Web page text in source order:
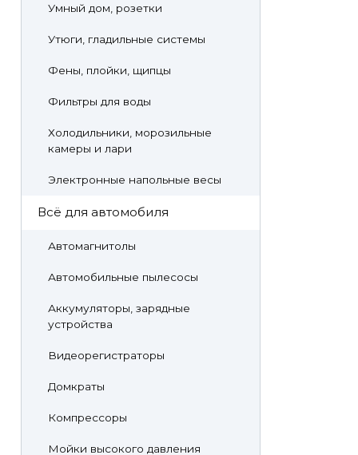
Умный дом, розетки
Утюги, гладильные системы
Фены, плойки, щипцы
Фильтры для воды
Холодильники, морозильные
камеры и лари
Электронные напольные весы
Всё для автомобиля
Автомагнитолы
Автомобильные пылесосы
Аккумуляторы, зарядные
устройства
Видеорегистраторы
Домкраты
Компрессоры
Мойки высокого давления